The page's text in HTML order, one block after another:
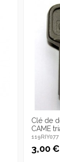
Clé de
CAME
119RIY077
3,00